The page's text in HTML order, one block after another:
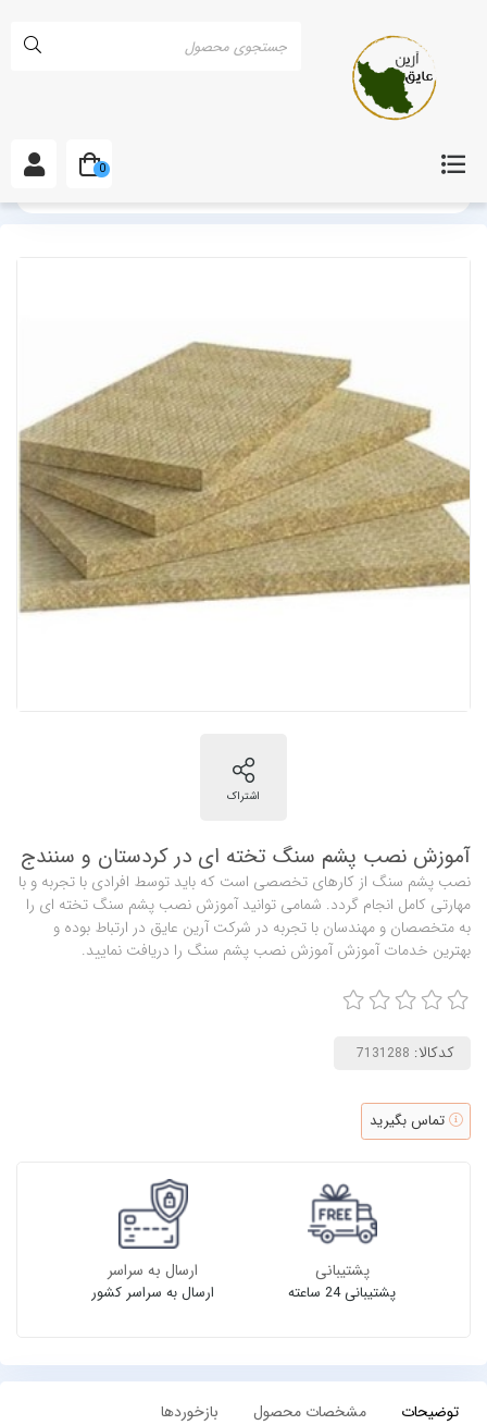
آموزش نصب پشم سنگ تخته ای در کردستان و سنندج
نصب پشم سنگ از کارهای تخصصی است که باید توسط افرادی با تجربه و با
مهارتی کامل انجام گردد. شمامی توانید آموزش نصب پشم سنگ تخته ای را
به متخصصان و مهندسان با تجربه در شرکت آرین عایق در ارتباط بوده و
بهترین خدمات آموزش آموزش نصب پشم سنگ را دریافت نمایید.
کدکالا:
تماس بگیرید
پشتیبانی
پشتیبانی 24 ساعته
ارسال به سراسر
ارسال به سراسر کشور
توضیحات مشخصات محصول بازخوردها
0